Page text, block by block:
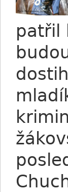
patřil